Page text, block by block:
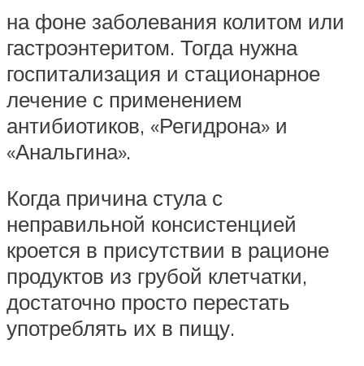
на фоне заболевания колитом или
гастроэнтеритом. Тогда нужна
госпитализация и стационарное
лечение с применением
антибиотиков, «Регидрона» и
«Анальгина».
Когда причина стула с
неправильной консистенцией
кроется в присутствии в рационе
продуктов из грубой клетчатки,
достаточно просто перестать
употреблять их в пищу.